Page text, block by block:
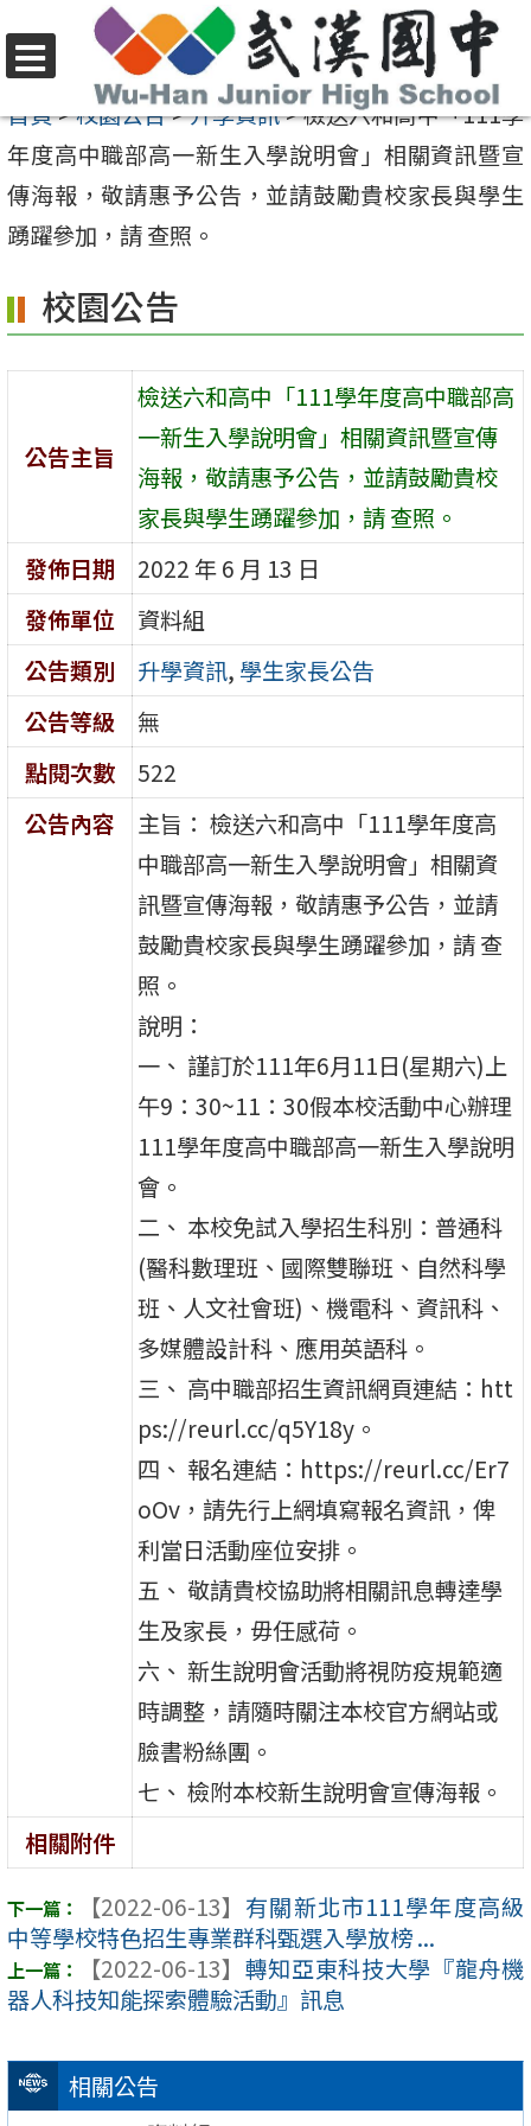
至
要
內
容
選
單
首頁>校園公告>升學資訊>檢送六和高中「111學
年度高中職部高一新生入學說明會」相關資訊暨宣
傳海報，敬請惠予公告，並請鼓勵貴校家長與學生
踴躍參加，請 查照。
相關公告
校園公告
公告主旨
檢送六和高中「111學年度高中職部高
一新生入學說明會」相關資訊暨宣傳
海報，敬請惠予公告，並請鼓勵貴校
家長與學生踴躍參加，請 查照。
發佈日期
2022 年 6 月 13 日
發佈單位
資料組
公告類別
升學資訊, 學生家長公告
公告等級
無
點閱次數
522
公告內容
主旨： 檢送六和高中「111學年度高
中職部高一新生入學說明會」相關資
訊暨宣傳海報，敬請惠予公告，並請
鼓勵貴校家長與學生踴躍參加，請 查
照。
說明：
一、 謹訂於111年6月11日(星期六)上
午9：30~11：30假本校活動中心辦理
111學年度高中職部高一新生入學說明
會。
二、 本校免試入學招生科別：普通科
(醫科數理班、國際雙聯班、自然科學
班、人文社會班)、機電科、資訊科、
多媒體設計科、應用英語科。
三、 高中職部招生資訊網頁連結：htt
ps://reurl.cc/q5Y18y。
四、 報名連結：https://reurl.cc/Er7
oOv，請先行上網填寫報名資訊，俾
利當日活動座位安排。
五、 敬請貴校協助將相關訊息轉達學
生及家長，毋任感荷。
六、 新生說明會活動將視防疫規範適
時調整，請隨時關注本校官方網站或
臉書粉絲團。
七、 檢附本校新生說明會宣傳海報。
相關附件
【2022-06-13】 有關新北市111學年度高級
中等學校特色招生專業群科甄選入學放榜 ...
【2022-06-13】 轉知亞東科技大學『龍舟機
器人科技知能探索體驗活動』訊息